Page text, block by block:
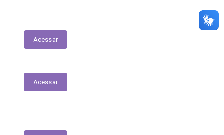
Acessar
Acessar